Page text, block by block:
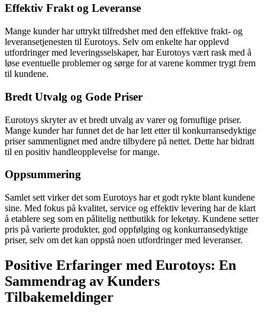
Effektiv Frakt og Leveranse
Mange kunder har uttrykt tilfredshet med den effektive frakt- og
leveransetjenesten til Eurotoys. Selv om enkelte har opplevd
utfordringer med leveringsselskaper, har Eurotoys vært rask med å
løse eventuelle problemer og sørge for at varene kommer trygt frem
til kundene.
Bredt Utvalg og Gode Priser
Eurotoys skryter av et bredt utvalg av varer og fornuftige priser.
Mange kunder har funnet det de har lett etter til konkurransedyktige
priser sammenlignet med andre tilbydere på nettet. Dette har bidratt
til en positiv handleopplevelse for mange.
Oppsummering
Samlet sett virker det som Eurotoys har et godt rykte blant kundene
sine. Med fokus på kvalitet, service og effektiv levering har de klart
å etablere seg som en pålitelig nettbutikk for leketøy. Kundene setter
pris på varierte produkter, god oppfølging og konkurransedyktige
priser, selv om det kan oppstå noen utfordringer med leveranser.
Positive Erfaringer med Eurotoys: En
Sammendrag av Kunders
Tilbakemeldinger